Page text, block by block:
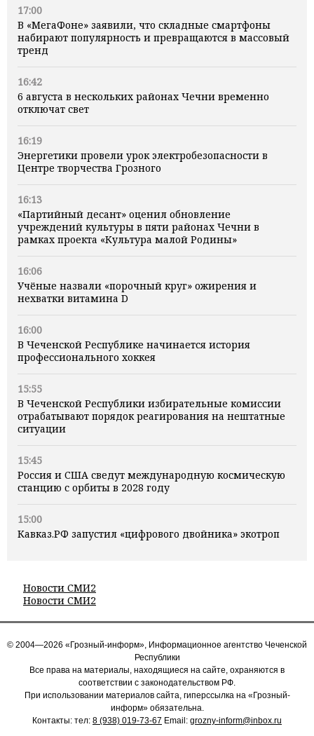
17:00
В «МегаФоне» заявили, что складные смартфоны
набирают популярность и превращаются в массовый
тренд
16:42
6 августа в нескольких районах Чечни временно
отключат свет
16:19
Энергетики провели урок электробезопасности в
Центре творчества Грозного
16:13
«Партийный десант» оценил обновление
учреждений культуры в пяти районах Чечни в
рамках проекта «Культура малой Родины»
16:06
Учёные назвали «порочный круг» ожирения и
нехватки витамина D
16:00
В Чеченской Республике начинается история
профессионального хоккея
15:55
В Чеченской Республики избирательные комиссии
отрабатывают порядок реагирования на нештатные
ситуации
15:45
Россия и США сведут международную космическую
станцию с орбиты в 2028 году
15:00
Кавказ.РФ запустил «цифрового двойника» экотроп
Новости СМИ2
Новости СМИ2
© 2004—2026 «Грозный-информ», Информационное агентство Чеченской
Республики
Все права на материалы, находящиеся на сайте, охраняются в
соответствии с законодательством РФ.
При использовании материалов сайта, гиперссылка на «Грозный-
информ» обязательна.
Контакты: тел: 8 (938) 019-73-67 Email: grozny-inform@inbox.ru